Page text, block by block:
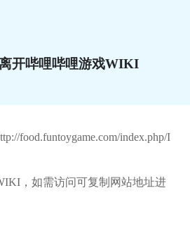
开哔哩哔哩游戏WIKI
food.funtoygame.com/index.php/I
，如需访问可复制网站地址进